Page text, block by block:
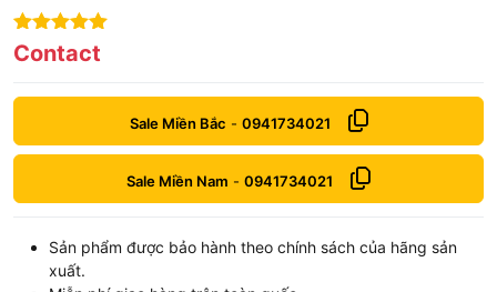
8out of 5
Contact
Sale Miền Bắc - 0941734021
Sale Miền Nam - 0941734021
Sản phẩm được bảo hành theo chính sách của hãng sản
xuất.